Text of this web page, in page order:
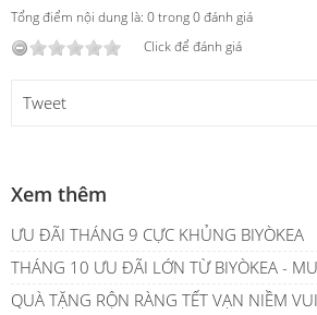
Tổng điểm nội dung là: 0 trong 0 đánh giá
Click để đánh giá
Tweet
Xem thêm
ƯU ĐÃI THÁNG 9 CỰC KHỦNG BIYÒKEA
THÁNG 10 ƯU ĐÃI LỚN TỪ BIYÒKEA -
QUÀ TẶNG RỘN RÀNG TẾT VẠN NIỀM VUI